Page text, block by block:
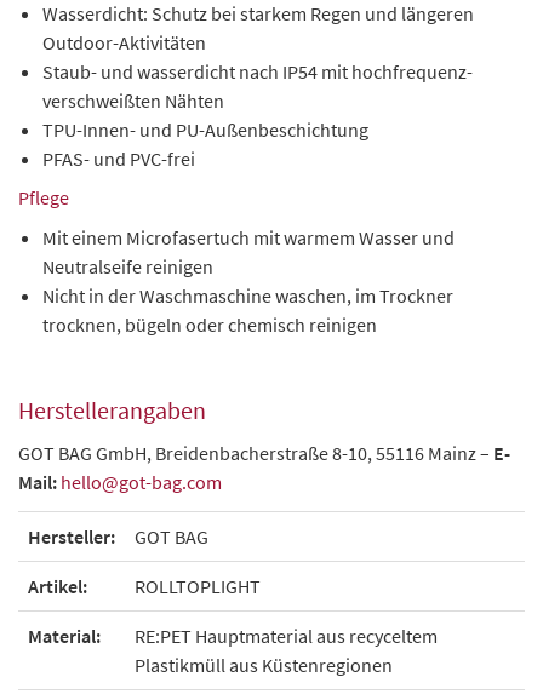
Wasserdicht: Schutz bei starkem Regen und längeren
Outdoor-Aktivitäten
Staub- und wasserdicht nach IP54 mit hochfrequenz-
verschweißten Nähten
TPU-Innen- und PU-Außenbeschichtung
PFAS- und PVC-frei
Pflege
Mit einem Microfasertuch mit warmem Wasser und
Neutralseife reinigen
Nicht in der Waschmaschine waschen, im Trockner
trocknen, bügeln oder chemisch reinigen
Herstellerangaben
GOT BAG GmbH, Breidenbacherstraße 8-10, 55116 Mainz – E-
Mail: hello@got-bag.com
Hersteller: GOT BAG
Artikel: ROLLTOPLIGHT
Material:
RE:PET Hauptmaterial aus recyceltem
Plastikmüll aus Küstenregionen